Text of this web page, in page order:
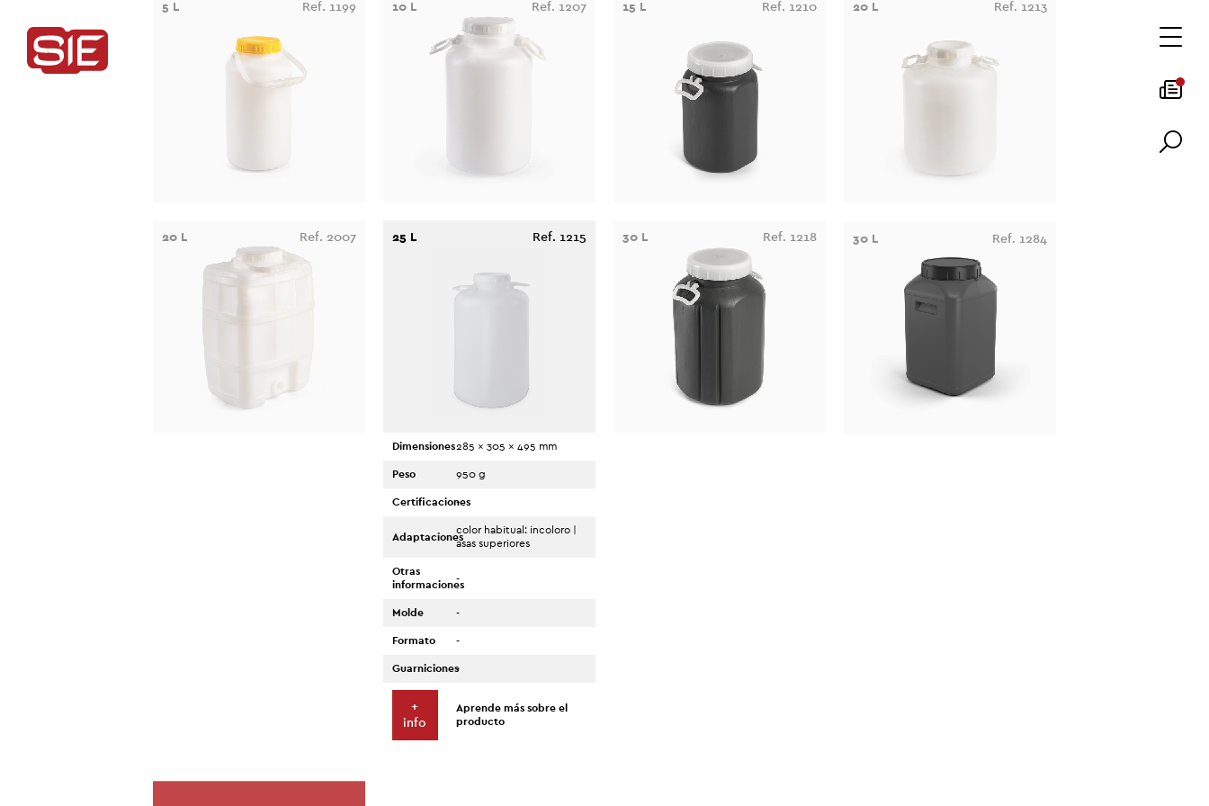
5 L Ref. 1199 10 L Ref. 1207 15 L Ref. 1210 20 L Ref. 1213
20 L Ref. 2007 25 L Ref. 1215
Dimensiones285 x 305 x 495 mm
Peso 950 g
Certificaciones
-
Adaptaciones
color habitual: incoloro |
asas superiores
Otras
informaciones
-
Molde -
Formato -
Guarniciones-
+
info
Aprende más sobre el
producto
30 L Ref. 1218 30 L Ref. 1284